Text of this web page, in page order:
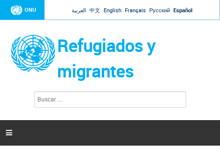
Jump to navigation
ONU العربية 中文 English Français Русский Español
Refugiados y
migrantes
l
s
